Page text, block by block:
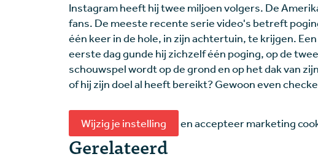
Instagram heeft hij twee miljoen volgers. De
fans. De meeste recente serie video's betreft
één keer in de hole, in zijn achtertuin, te krijgen.
eerste dag gunde hij zichzelf één poging, op de
schouwspel wordt op de grond en op het dak van
of hij zijn doel al heeft bereikt? Gewoon even
Wijzig je instelling en accepteer marketing
Gerelateerd